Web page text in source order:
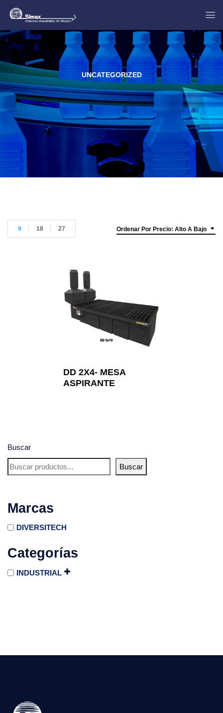
UNCATEGORIZED
Buscar
Buscar
Marcas
DIVERSITECH
Categorías
INDUSTRIAL
Ordenar Por Precio: Alto A Bajo
9 18 27
DD 2X4- MESA
ASPIRANTE